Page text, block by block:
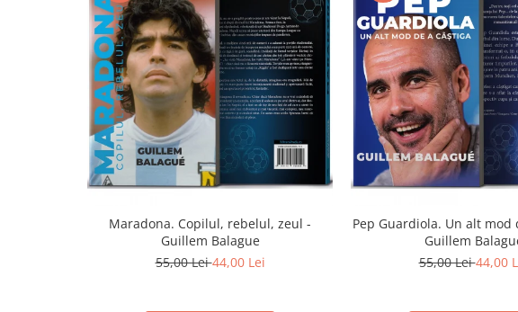
Maradona. Copilul, rebelul, zeul -
Guillem Balague
55,00 Lei44,00 Lei
Pep Guardiola. Un alt mod
Guillem
55,00 Lei44,00